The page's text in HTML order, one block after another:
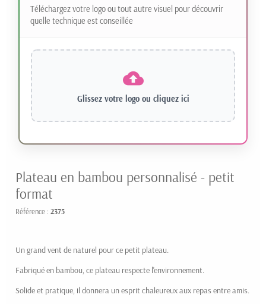
Téléchargez votre logo ou tout autre visuel pour découvrir
quelle technique est conseillée
Glissez votre logo ou cliquez ici
Plateau en bambou personnalisé - petit
format
Référence : 2375
Un grand vent de naturel pour ce petit plateau.
Fabriqué en bambou, ce plateau respecte l'environnement.
Solide et pratique, il donnera un esprit chaleureux aux repas entre amis.